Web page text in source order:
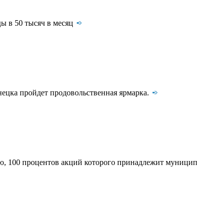
в 50 тысяч в месяц
пройдет продовольственная ярмарка.
процентов акций которого принадлежит